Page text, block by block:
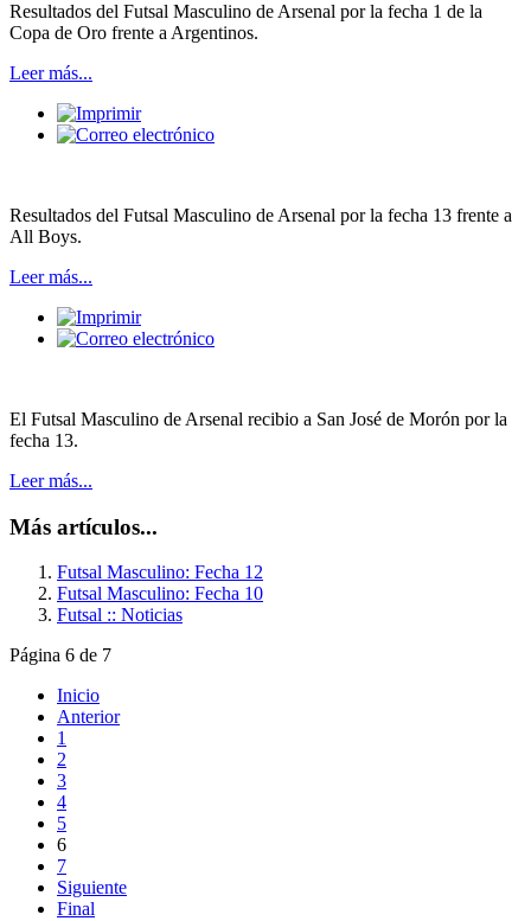
Resultados del Futsal Masculino de Arsenal por la fecha 1 de la
Copa de Oro frente a Argentinos.
Leer más...
Resultados del Futsal Masculino de Arsenal por la fecha 13 frente a
All Boys.
Leer más...
El Futsal Masculino de Arsenal recibio a San José de Morón por la
fecha 13.
Leer más...
Más artículos...
Futsal Masculino: Fecha 12
Futsal Masculino: Fecha 10
Futsal :: Noticias
Página 6 de 7
Inicio
Anterior
1
2
3
4
5
6
7
Siguiente
Final